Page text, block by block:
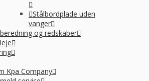
Stålbordplade uden
vanger
og redskaber
Kpa Company